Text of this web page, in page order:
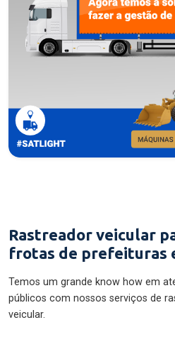
Rastreador veicular
frotas de prefeituras
Temos um grande know how em
públicos com nossos serviços de
veicular.